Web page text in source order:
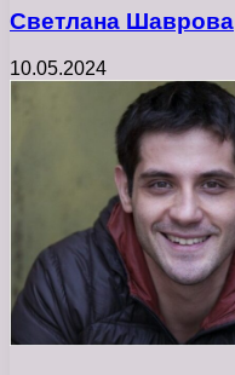
Светлана Шаврова
10.05.2024